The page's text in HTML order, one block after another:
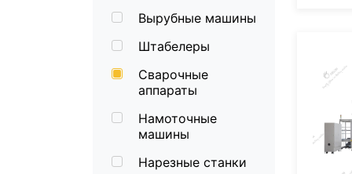
Вырубные машины
Штабелеры
Сварочные
аппараты
Намоточные
машины
Нарезные станки